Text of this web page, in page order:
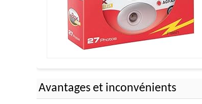
Avantages et inconvénients